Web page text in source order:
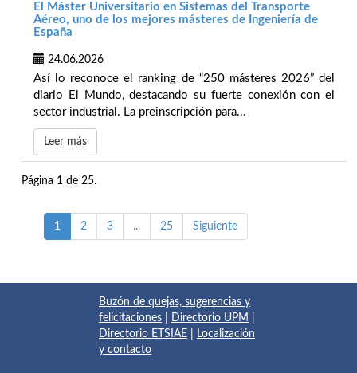
El Máster Universitario en Sistemas del Transporte
Aéreo, uno de los mejores másteres de Ingeniería de
España
24.06.2026
Así lo reconoce el ranking de “250 másteres 2026” del
diario El Mundo, destacando su fuerte conexión con el
sector industrial. La preinscripción para...
Leer más
Página 1 de 25.
1 2 3 ... 25 Siguiente
Buzón de quejas, sugerencias y
felicitaciones
Directorio UPM
Directorio ETSIAE
Localización
y contacto